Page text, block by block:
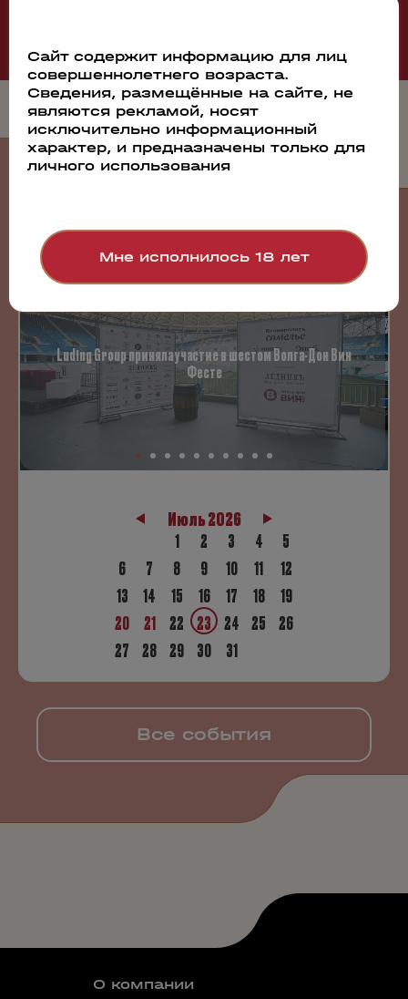
События
Luding Group приняла участие в шестом Волга-Дон Вин
Фесте
Июль 2026
1
2 3 4
5
6
7 8 9 10 11
12
13
14 15 16 17 18
19
20
21 22 23 24 25 26
27 28 29 30 31
Все события
О компании
Сайт содержит информацию для лиц
совершеннолетнего возраста.
Сведения, размещённые на сайте, не
являются рекламой, носят
исключительно информационный
характер, и предназначены только для
личного использования
Мне исполнилось 18 лет